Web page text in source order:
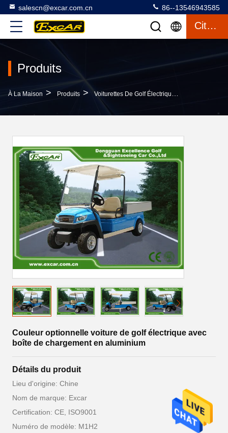
salescn@excar.com.cn 86--13546943585
Citation
Produits
À La Maison > Produits > Voiturettes De Golf Électriques
Couleur optionnelle voiture de golf électrique avec
boîte de chargement en aluminium
Détails du produit
Lieu d'origine: Chine
Nom de marque: Excar
Certification: CE, ISO9001
Numéro de modèle: M1H2